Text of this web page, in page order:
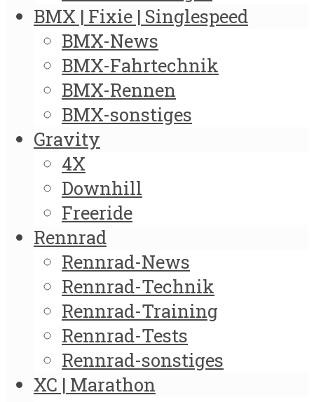
BMX | Fixie | Singlespeed
BMX-News
BMX-Fahrtechnik
BMX-Rennen
BMX-sonstiges
Gravity
4X
Downhill
Freeride
Rennrad
Rennrad-News
Rennrad-Technik
Rennrad-Training
Rennrad-Tests
Rennrad-sonstiges
XC | Marathon